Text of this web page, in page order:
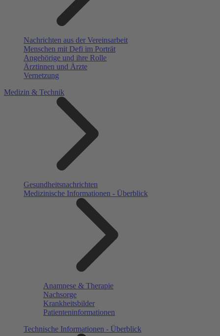
Nachrichten aus der Vereinsarbeit
Menschen mit Defi im Porträt
Angehörige und ihre Rolle
Ärztinnen und Ärzte
Vernetzung
Medizin & Technik
Gesundheitsnachrichten
Medizinische Informationen - Überblick
Anamnese & Therapie
Nachsorge
Krankheitsbilder
Patienteninformationen
Technische Informationen - Überblick